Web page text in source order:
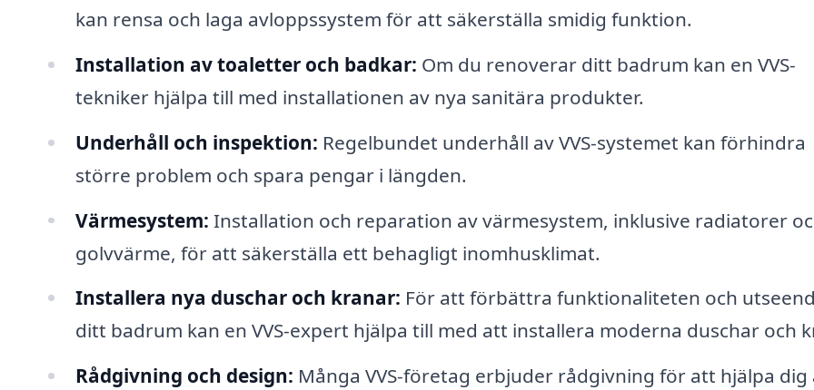
kan rensa och laga avloppssystem för att säkerställa smidig funktion.
Installation av toaletter och badkar: Om du renoverar ditt badrum kan en VVS-
tekniker hjälpa till med installationen av nya sanitära produkter.
Underhåll och inspektion: Regelbundet underhåll av VVS-systemet kan förhindra
större problem och spara pengar i längden.
Värmesystem: Installation och reparation av värmesystem, inklusive radiatorer
golvvärme, för att säkerställa ett behagligt inomhusklimat.
Installera nya duschar och kranar: För att förbättra funktionaliteten och
ditt badrum kan en VVS-expert hjälpa till med att installera moderna duschar och
Rådgivning och design: Många VVS-företag erbjuder rådgivning för att hjälpa dig